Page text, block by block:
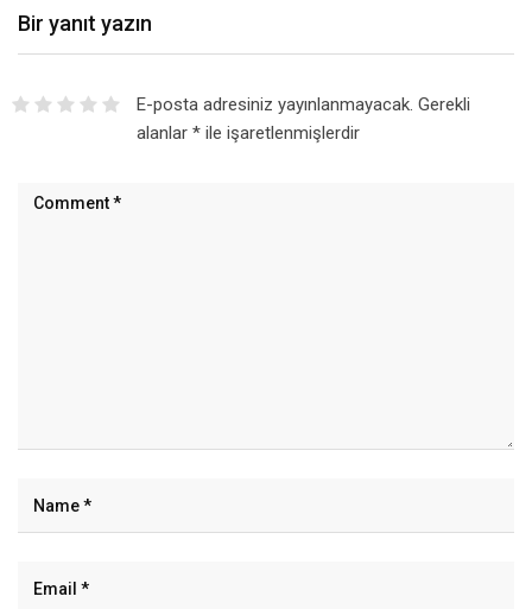
Bir yanıt yazın
E-posta adresiniz yayınlanmayacak. Gerekli
alanlar *ile işaretlenmişlerdir